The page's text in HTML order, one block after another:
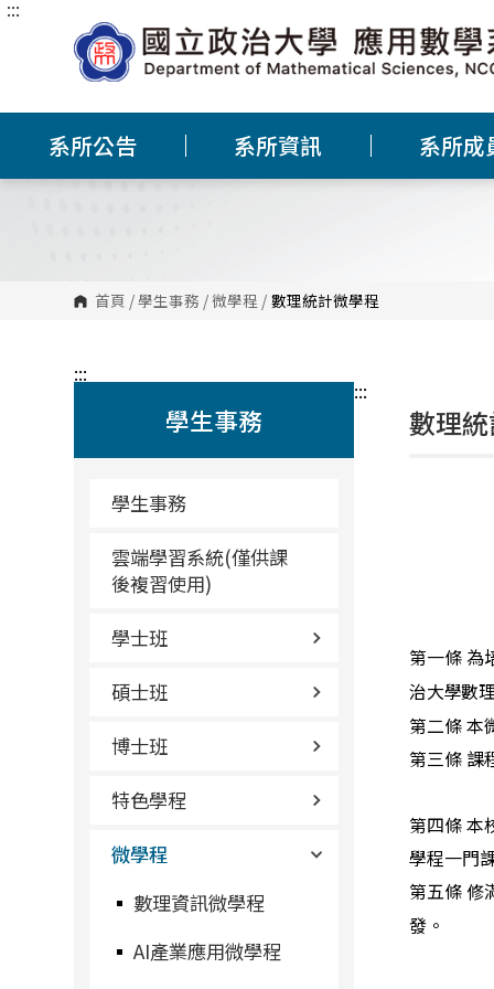
跳
區
:::
系所公告 系所資訊 系所成
首頁 /學生事務 /微學程 / 數理統計微學程
:::
學生事務
學生事務
雲端學習系統(僅供課
後複習使用)
學士班
碩士班
博士班
特色學程
微學程
數理資訊微學程
AI產業應用微學程
:::
數理
第一條 為
治大學數
第二條 本
第三條 課
第四條 本
學程一門
第五條 修
發。